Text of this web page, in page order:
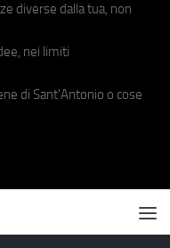
diverse dalla tua, non
nei limiti
di Sant'Antonio o cose